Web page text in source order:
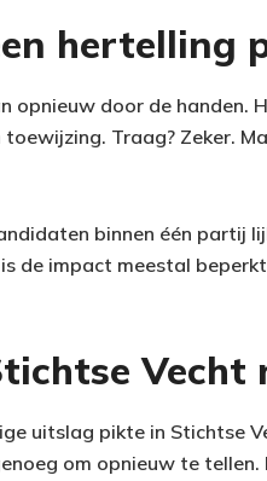
hertelling
opnieuw door de handen.
Traag? Zeker.
binnen één partij
de impact meestal
Vecht
uitslag pikte in Stichtse
om opnieuw te